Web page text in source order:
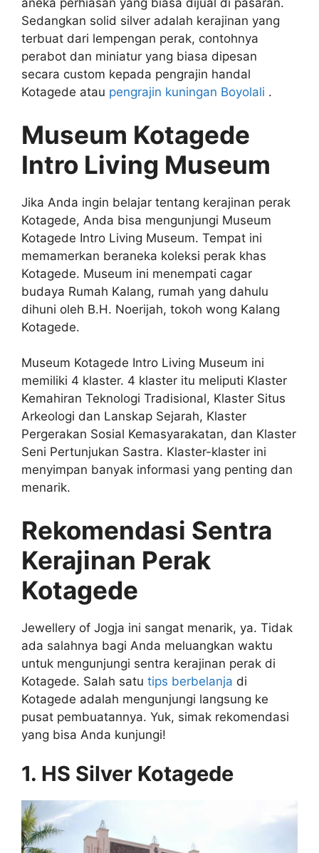
aneka perhiasan yang biasa dijual di pasaran.
Sedangkan solid silver adalah kerajinan yang
terbuat dari lempengan perak, contohnya
perabot dan miniatur yang biasa dipesan
secara custom kepada pengrajin handal
Kotagede atau pengrajin kuningan Boyolali .
Museum Kotagede
Intro Living Museum
Jika Anda ingin belajar tentang kerajinan perak
Kotagede, Anda bisa mengunjungi Museum
Kotagede Intro Living Museum. Tempat ini
memamerkan beraneka koleksi perak khas
Kotagede. Museum ini menempati cagar
budaya Rumah Kalang, rumah yang dahulu
dihuni oleh B.H. Noerijah, tokoh wong Kalang
Kotagede.
Museum Kotagede Intro Living Museum ini
memiliki 4 klaster. 4 klaster itu meliputi Klaster
Kemahiran Teknologi Tradisional, Klaster Situs
Arkeologi dan Lanskap Sejarah, Klaster
Pergerakan Sosial Kemasyarakatan, dan Klaster
Seni Pertunjukan Sastra. Klaster-klaster ini
menyimpan banyak informasi yang penting dan
menarik.
Rekomendasi Sentra
Kerajinan Perak
Kotagede
Jewellery of Jogja ini sangat menarik, ya. Tidak
ada salahnya bagi Anda meluangkan waktu
untuk mengunjungi sentra kerajinan perak di
Kotagede. Salah satu tips berbelanja di
Kotagede adalah mengunjungi langsung ke
pusat pembuatannya. Yuk, simak rekomendasi
yang bisa Anda kunjungi!
1. HS Silver Kotagede